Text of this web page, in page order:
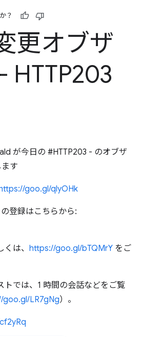
？
更オブザ
HTTP203
が今日の #HTTP203 - のオブザ
す
goo.gl/qlyOHk
登録はこちらから:
は、 https://goo.gl/bTQMrY をご
トでは、1 時間の会話などをご覧
goo.gl/LR7gNg）。